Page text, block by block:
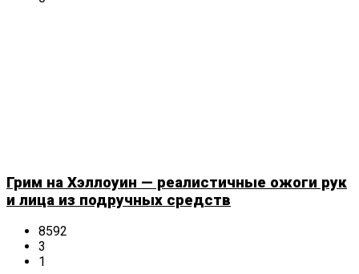
Грим на Хэллоуин — реалистичные ожоги рук
и лица из подручных средств
8592
3
1